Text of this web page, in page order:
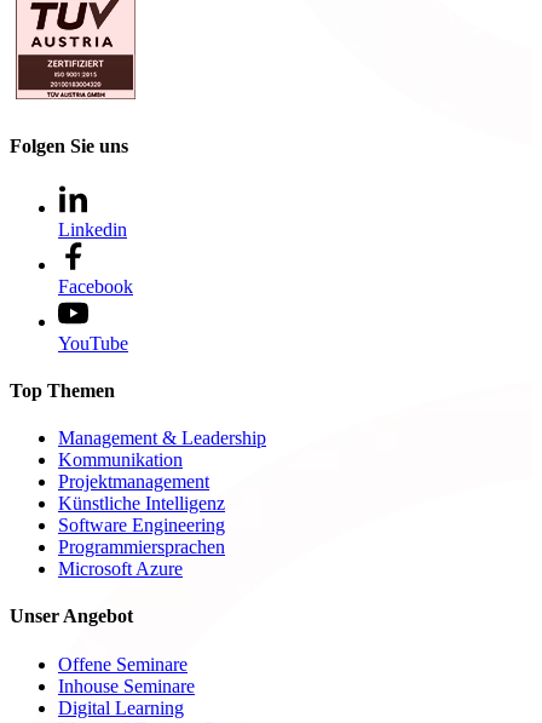
Folgen Sie uns
Linkedin
Facebook
YouTube
Top Themen
Management & Leadership
Kommunikation
Projektmanagement
Künstliche Intelligenz
Software Engineering
Programmiersprachen
Microsoft Azure
Unser Angebot
Offene Seminare
Inhouse Seminare
Digital Learning